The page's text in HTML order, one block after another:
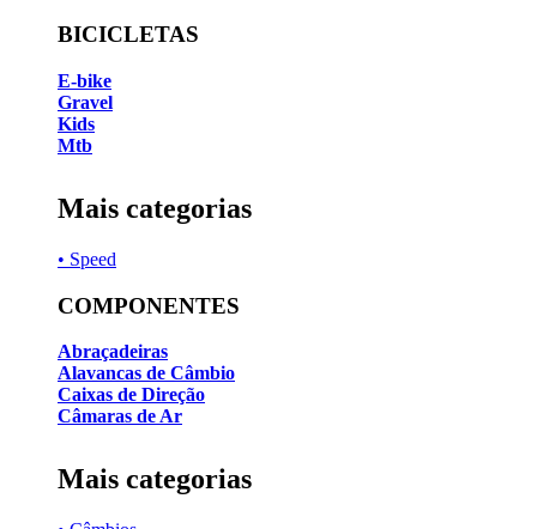
BICICLETAS
E-bike
Gravel
Kids
Mtb
Mais categorias
• Speed
COMPONENTES
Abraçadeiras
Alavancas de Câmbio
Caixas de Direção
Câmaras de Ar
Mais categorias